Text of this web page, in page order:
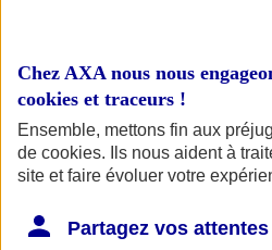
Chez AXA nous nous
cookies et traceurs !
Ensemble, mettons fin aux
de cookies. Ils nous aident à
site et faire évoluer votre
Partagez vos attentes